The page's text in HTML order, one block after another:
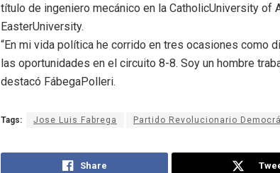
título de ingeniero mecánico en la CatholicUniversity of
EasterUniversity.
“En mi vida política he corrido en tres ocasiones como
las oportunidades en el circuito 8-8. Soy un hombre
destacó FábegaPolleri.
Tags: Jose Luis Fabrega Partido Revolucionario
Share